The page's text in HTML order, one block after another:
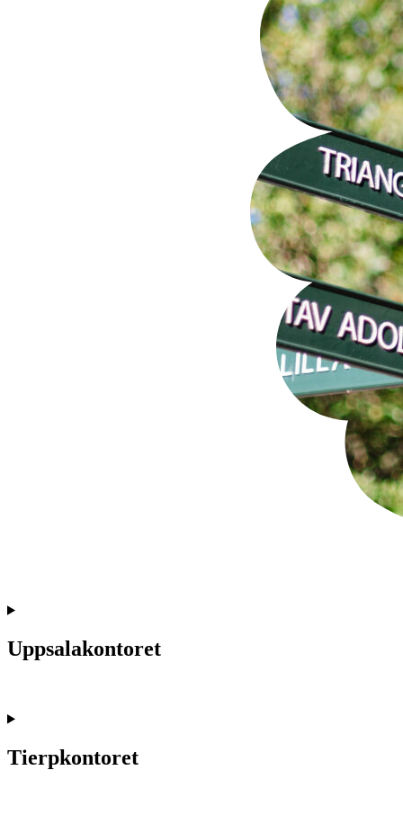
Uppsalakontoret
Tierpkontoret